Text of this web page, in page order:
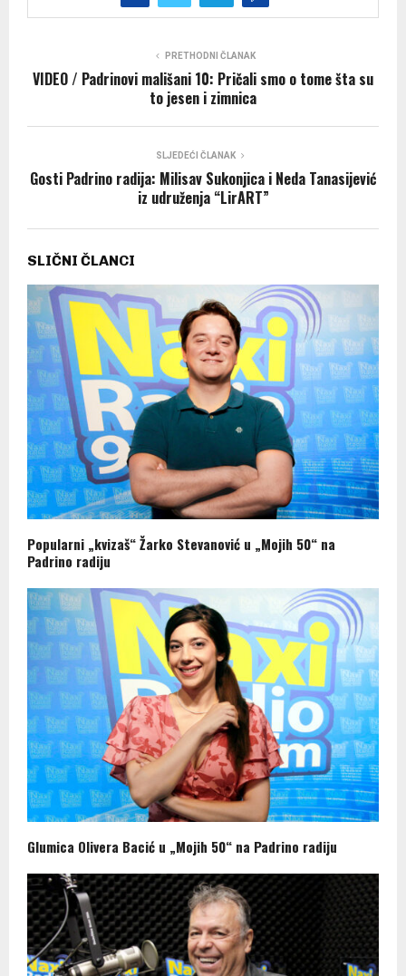
PRETHODNI ČLANAK
VIDEO / Padrinovi mališani 10: Pričali smo o tome šta su
to jesen i zimnica
SLJEDEĆI ČLANAK
Gosti Padrino radija: Milisav Sukonjica i Neda Tanasijević
iz udruženja “LirART”
SLIČNI ČLANCI
Popularni „kvizaš“ Žarko Stevanović u „Mojih 50“ na
Padrino radiju
Glumica Olivera Bacić u „Mojih 50“ na Padrino radiju